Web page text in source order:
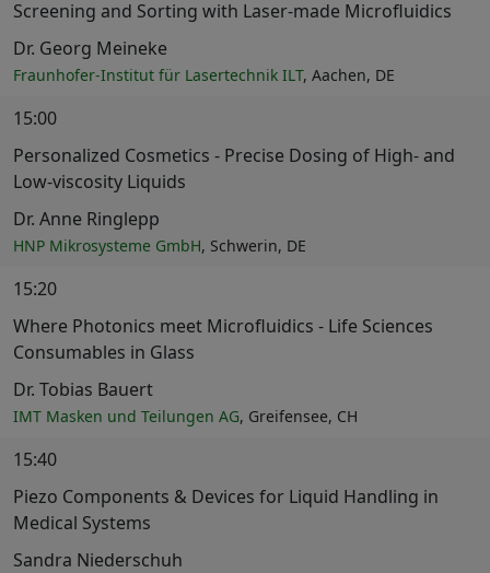
Screening and Sorting with Laser-made Microfluidics
Dr. Georg Meineke
Fraunhofer-Institut für Lasertechnik ILT, Aachen, DE
15:00
Personalized Cosmetics - Precise Dosing of High- and
Low-viscosity Liquids
Dr. Anne Ringlepp
HNP Mikrosysteme GmbH, Schwerin, DE
15:20
Where Photonics meet Microfluidics - Life Sciences
Consumables in Glass
Dr. Tobias Bauert
IMT Masken und Teilungen AG, Greifensee, CH
15:40
Piezo Components & Devices for Liquid Handling in
Medical Systems
Sandra Niederschuh